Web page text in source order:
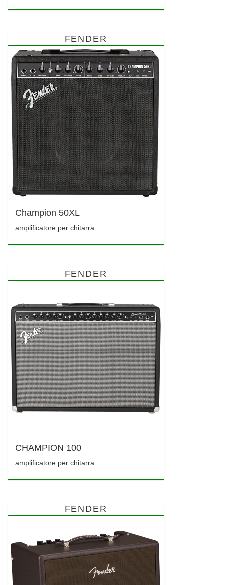
FENDER
Champion 50XL
amplificatore per chitarra
FENDER
CHAMPION 100
amplificatore per chitarra
FENDER